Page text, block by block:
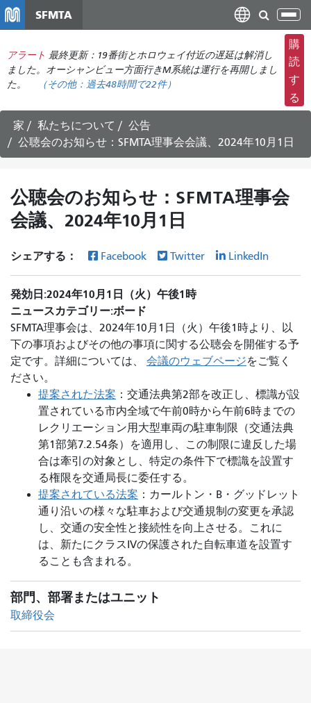
コ
ン
テ
ン
に
移
SFMTA
ナ
ビ
ゲ
ー
シ
ョ
の
切
替
え
アラート 最終更新：19番街とホロウェイ付近の遅延は解消し
ました。オーシャンビュー方面行きM系統は運行を再開しまし
た。
（その他： 過去48時間で22件）
購
読
す
る
家 私たちについて
公告
公聴会のお知らせ：SFMTA理事会会議、2024年10月1日
公聴会のお知らせ：SFMTA理事会
会議、2024年10月1日
シェアする： Facebook Twitter LinkedIn
発効日 2024年10月1日（火）午後1時
ニュースカテゴリー ボード
SFMTA理事会は、2024年10月1日（火）午後1時より、以
下の事項およびその他の事項に関する公聴会を開催する予
定です。詳細については、 会議のウェブページをご覧く
ださい。
提案された法案 ：交通法典第2部を改正し、標識が設
置されている市内全域で午前0時から午前6時までの
レクリエーション用大型車両の駐車制限（交通法典
第1部第7.2.54条）を適用し、この制限に違反した場
合は牽引の対象とし、特定の条件下で標識を設置す
る権限を交通局長に委任する。
提案されている法案 ：カールトン・B・グッドレット
通り沿いの様々な駐車および交通規制の変更を承認
し、交通の安全性と接続性を向上させる。これに
は、新たにクラスIVの保護された自転車道を設置す
ることも含まれる。
部門、部署またはユニット
取締役会